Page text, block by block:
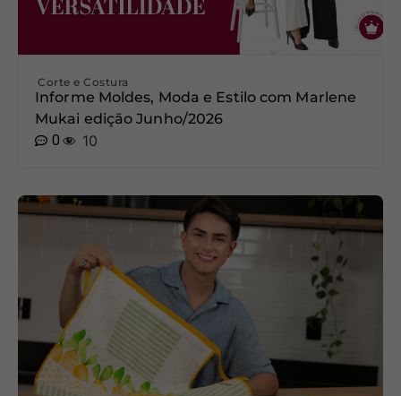
Corte e Costura
Informe Moldes, Moda e Estilo com Marlene
Mukai edição Junho/2026
0
10